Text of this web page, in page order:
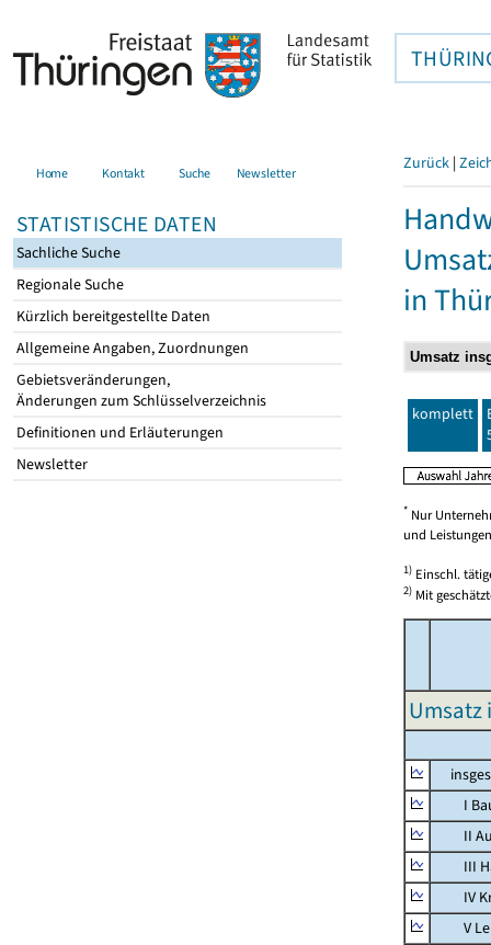
Home Kontakt Suche Newsletter
STATISTISCHE DATEN
Sachliche Suche
Regionale Suche
Kürzlich bereitgestellte Daten
Allgemeine Angaben, Zuordnungen
Gebietsveränderungen,
Änderungen zum Schlüsselverzeichnis
Definitionen und Erläuterungen
Newsletter
Zurück |
in
komplett
* Nur
und
1) Einschl.
2) Mit
Umsatz
I
II
III
IV
V